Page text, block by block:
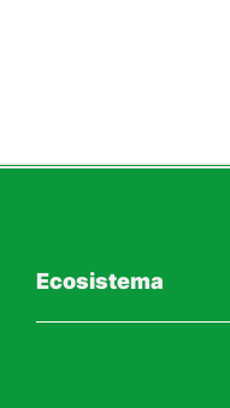
Ecosistema